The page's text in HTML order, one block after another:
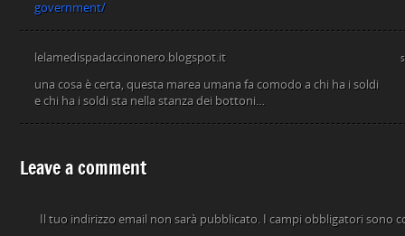
government/
lelamedispadaccinonero.blogspot.it
una cosa è certa, questa marea umana fa comodo a chi ha i soldi
e chi ha i soldi sta nella stanza dei bottoni…
Leave a comment
Il tuo indirizzo email non sarà pubblicato. I campi obbligatori sono